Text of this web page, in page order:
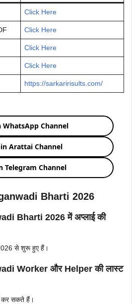
Click Here
Click Here
Click Here
Click Here
https://sarkaririsults.com/
WhatsApp Channel
Arattai Channel
Telegram Channel
Bharti 2026
Bharti 2026 में अप्लाई की
से शुरू हुए हैं।
Worker और Helper की लास्ट
कर सकते हैं।